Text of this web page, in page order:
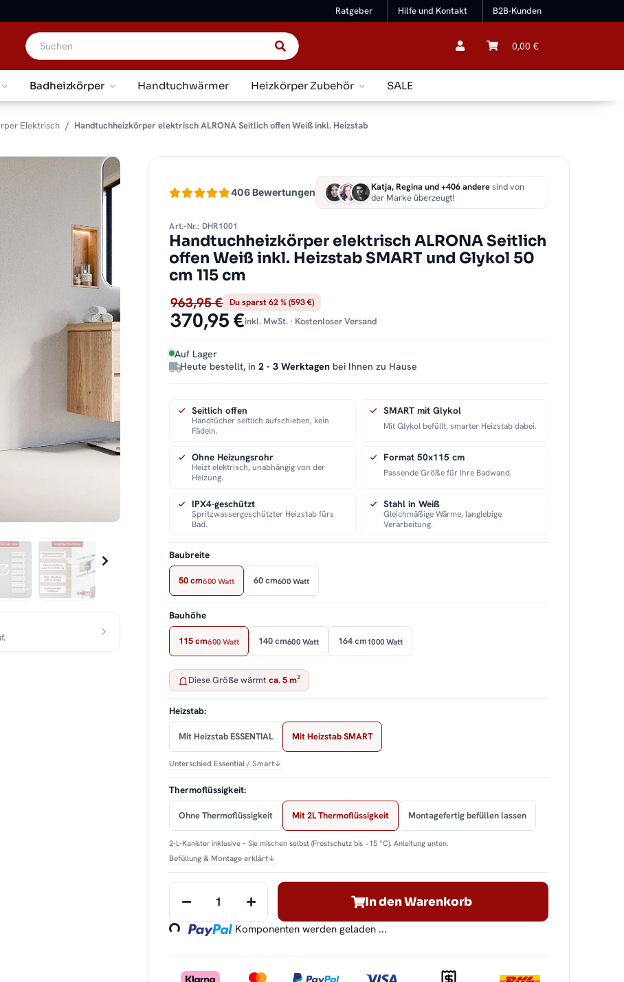
Ratgeber Hilfe und Kontakt B2B-Kunden
0,00 €
Badheizkörper Handtuchwärmer Heizkörper Zubehör SALE
Elektrisch Handtuchheizkörper elektrisch ALRONA Seitlich offen Weiß inkl. Heizstab
406 Bewertungen Katja, Regina und +406 anderesind von
der Marke überzeugt!
Art.-Nr.: DHR1001
Handtuchheizkörper elektrisch ALRONA Seitlich
offen Weiß inkl. Heizstab SMART und Glykol 50
cm 115 cm
963,95 € Du sparst 62 % (593 €)
370,95 €inkl. MwSt. · Kostenloser Versand
Auf Lager
Heute bestellt, in2 - 3 Werktagen bei Ihnen zu Hause
Seitlich offen
Handtücher seitlich aufschieben, kein
Fädeln.
SMART mit Glykol
Mit Glykol befüllt, smarter Heizstab dabei.
Ohne Heizungsrohr
Heizt elektrisch, unabhängig von der
Heizung.
Format 50x115 cm
Passende Größe für Ihre Badwand.
IPX4-geschützt
Spritzwassergeschützter Heizstab fürs
Bad.
Stahl in Weiß
Gleichmäßige Wärme, langlebige
Verarbeitung.
Baubreite
50 cm600 Watt 60 cm600 Watt
Bauhöhe
115 cm600 Watt 140 cm600 Watt 164 cm1000 Watt
Diese Größe wärmtca. 5 m²
Heizstab:
Mit Heizstab ESSENTIAL Mit Heizstab SMART
Unterschied Essential / Smart↓
Thermoflüssigkeit:
Ohne Thermoflüssigkeit Mit 2L Thermoflüssigkeit Montagefertig befüllen lassen
2-L-Kanister inklusive – Sie mischen selbst (Frostschutz bis −15 °C). Anleitung unten.
Befüllung & Montage erklärt↓
In den Warenkorb
Loading... Komponenten werden geladen ...